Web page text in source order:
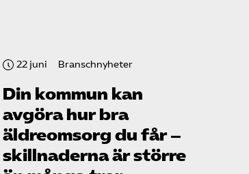
22 juni Branschnyheter
Din kommun kan
avgöra hur bra
äldreomsorg du får –
skillnaderna är större